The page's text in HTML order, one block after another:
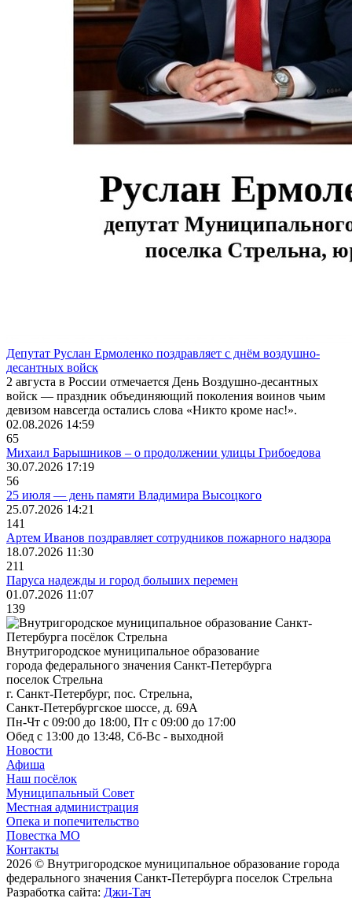
Депутат Руслан Ермоленко поздравляет с днём воздушно-
десантных войск
2 августа в России отмечается День Воздушно-десантных
войск — праздник объединяющий поколения воинов чьим
девизом навсегда остались слова «Никто кроме нас!».
02.08.2026 14:59
65
Михаил Барышников – о продолжении улицы Грибоедова
30.07.2026 17:19
56
25 июля — день памяти Владимира Высоцкого
25.07.2026 14:21
141
Артем Иванов поздравляет сотрудников пожарного надзора
18.07.2026 11:30
211
Паруса надежды и город больших перемен
01.07.2026 11:07
139
Внутригородское муниципальное образование
города федерального значения Санкт-Петербурга
поселок Стрельна
г. Санкт-Петербург, пос. Стрельна,
Санкт-Петербургское шоссе, д. 69А
Пн-Чт с 09:00 до 18:00, Пт с 09:00 до 17:00
Обед с 13:00 до 13:48, Сб-Вс - выходной
Новости
Афиша
Наш посёлок
Муниципальный Совет
Местная администрация
Опека и попечительство
Повестка МО
Контакты
2026 © Внутригородское муниципальное образование города
федерального значения Санкт-Петербурга поселок Стрельна
Разработка сайта: Джи-Тач